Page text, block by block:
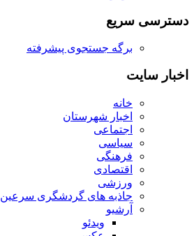
دسترسی سریع
برگه جستجوی پیشرفته
اخبار سایت
خانه
اخبار شهرستان
اجتماعی
سیاسی
فرهنگی
اقتصادی
ورزشی
جاذبه های گردشگری سرعین
آرشیو
ویدئو